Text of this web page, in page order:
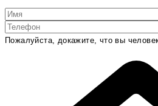
Пожалуйста, докажите, что вы